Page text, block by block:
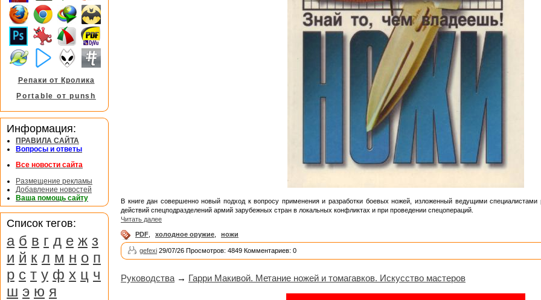
В книге дан совершенно новый подход к вопросу применения и разработки боевых ножей, изложенный ведущими
действий спецподразделений армий зарубежных стран в локальных конфликтах и при проведении спецопераций.
Читать далее
PDF холодное оружие ножи
gefexi 29/07/26 Просмотров: 4849 Комментариев: 0
Руководства → Гарри Макивой. Метание ножей и томагавков. Искусство мастеров
Репаки от Кролика
Portable от punsh
Информация:
ПРАВИЛА САЙТА
Вопросы и ответы
Все новости сайта
Размещение рекламы
Добавление новостей
Ваша помощь сайту
Список тегов:
а б в г д е ж з
и й к л м н о п
р с т у ф х ц ч
ш э ю я